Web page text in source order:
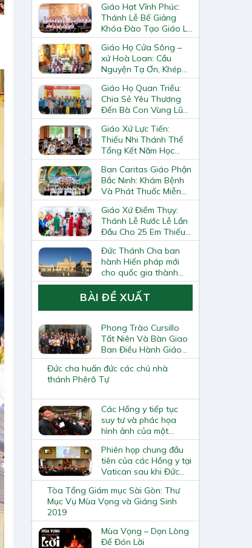
Giáo Hạt Vĩnh Phúc:
Thánh Lễ Bế Giảng
Khóa Đào Tạo Giáo Lý
Viên – Huynh Trưởng
Cấp II
Giáo Họ Cửa Sông –
xứ Hoà Loan: Cầu
Nguyện Tạ Ơn, Khép
Lại Khóa Huấn Luyện
Giáo Lý Viên Cấp II
Giáo Họ Quan Triều:
Chia Sẻ Yêu Thương
Đến Bà Con Vùng Lũ
Lai Châu
Giáo Xứ Lực Tiến:
Thiếu Nhi Thánh Thể
Tổng Kết Năm Học
Giáo Lý
Ban Caritas Giáo Phận
Bắc Ninh: Khám Bệnh
Và Phát Thuốc Miễn
Phí Tại Giáo Xứ Đồng
Chương
Giáo Xứ Điềm Thụy:
Thánh Lễ Rước Lễ Lần
Đầu Cho 25 Em Thiếu
Nhi
Đức Thánh Cha ban
hành Hiến pháp mới
cho quốc gia thành
Vatican
BÀI ĐỀ XUẤT
Phong Trào Cursillo
Tất Niên Và Bàn Giao
Ban Điều Hành Giáo
Phận
Đức cha huấn đức các chú nhà
thánh Phêrô Tự
Các Hồng y tiếp tục
suy tư và phác họa
hình ảnh của một
“Giáo hoàng mục tử”
Phiên họp chung đầu
tiên của các Hồng y tại
Vatican sau khi Đức
Thánh Cha Phanxicô
qua đời
Tòa Tổng Giám mục Sài Gòn: Thư
Mục Vụ Mùa Vọng và Giáng Sinh
2019
Mùa Vọng – Dọn Lòng
Để Đón Lời